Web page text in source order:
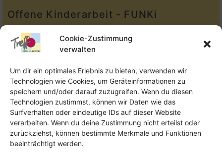
Cookie-Zustimmung
verwalten
Um dir ein optimales Erlebnis zu bieten, verwenden wir
Technologien wie Cookies, um Geräteinformationen zu
speichern und/oder darauf zuzugreifen. Wenn du diesen
Technologien zustimmst, können wir Daten wie das
Surfverhalten oder eindeutige IDs auf dieser Website
verarbeiten. Wenn du deine Zustimmung nicht erteilst oder
zurückziehst, können bestimmte Merkmale und Funktionen
beeinträchtigt werden.
Offene Kinderarbeit - FUNKi
Tel.:Telefon: 09131-610749
E-Mail:oka@treffpunkt-roethelheimpark.de
Offene Jugendarbeit - Easthouse
Tel:
09131–302259
E-Mail:oja@treffpunkt-roethelheimpark.de